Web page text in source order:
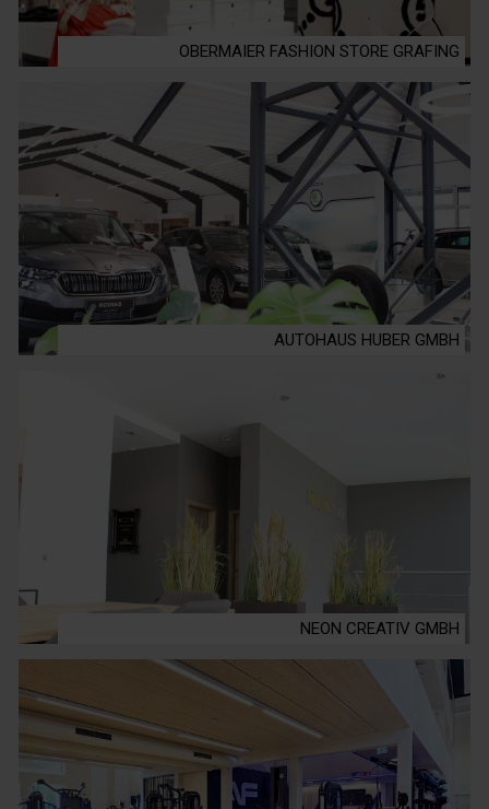
OBERMAIER FASHION STORE GRAFING
AUTOHAUS HUBER GMBH
NEON CREATIV GMBH